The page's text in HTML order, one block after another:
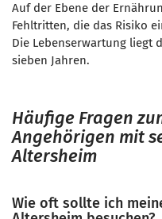
Auf der Ebene der
Fehltritten, die das Risiko
Die Lebenserwartung liegt
sieben Jahren.
Häufige Fragen
Angehörigen mit
Altersheim
Wie oft sollte ich